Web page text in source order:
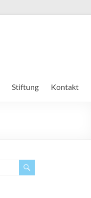
Stiftung Kontakt